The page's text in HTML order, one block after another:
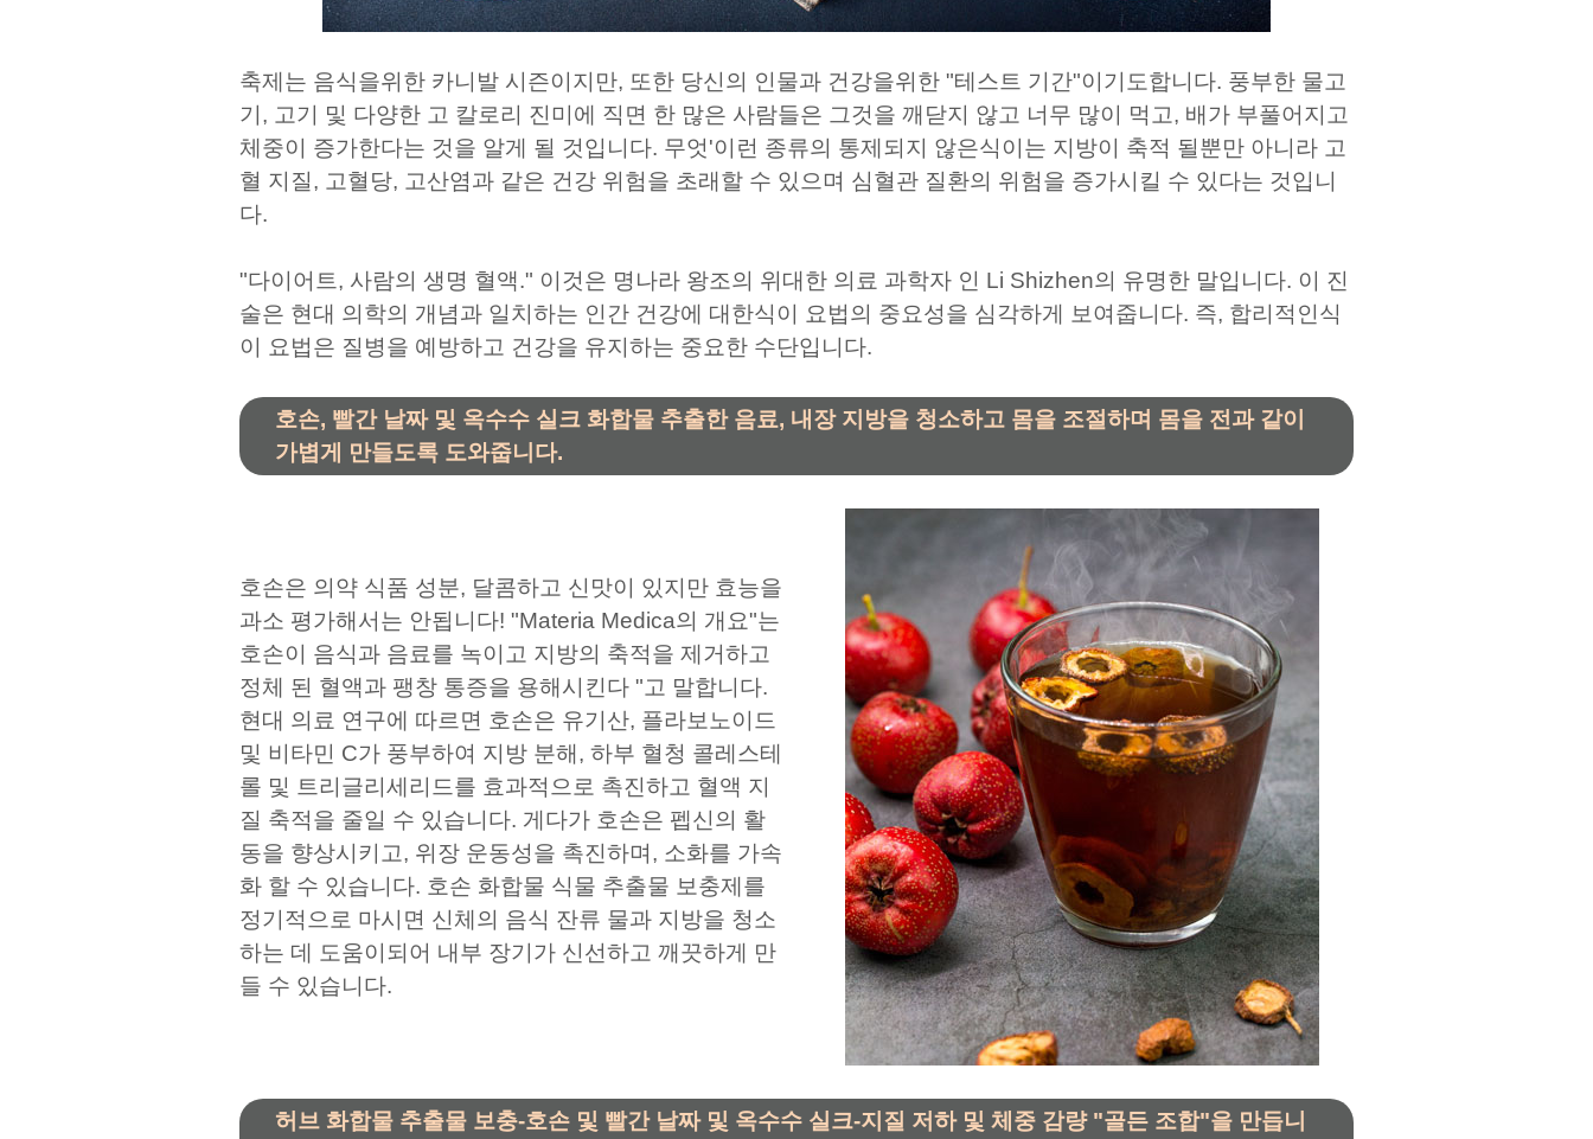
축제는 음식을위한 카니발 시즌이지만, 또한 당신의 인물과 건강을위한 "테스트 기간"이기도합니다. 풍부한 물고
기, 고기 및 다양한 고 칼로리 진미에 직면 한 많은 사람들은 그것을 깨닫지 않고 너무 많이 먹고, 배가 부풀어지고
체중이 증가한다는 것을 알게 될 것입니다. 무엇'이런 종류의 통제되지 않은식이는 지방이 축적 될뿐만 아니라 고
혈 지질, 고혈당, 고산염과 같은 건강 위험을 초래할 수 있으며 심혈관 질환의 위험을 증가시킬 수 있다는 것입니
다.
"다이어트, 사람의 생명 혈액." 이것은 명나라 왕조의 위대한 의료 과학자 인 Li Shizhen의 유명한 말입니다. 이 진
술은 현대 의학의 개념과 일치하는 인간 건강에 대한식이 요법의 중요성을 심각하게 보여줍니다. 즉, 합리적인식
이 요법은 질병을 예방하고 건강을 유지하는 중요한 수단입니다.
호손, 빨간 날짜 및 옥수수 실크 화합물 추출한 음료, 내장 지방을 청소하고 몸을 조절하며 몸을 전과 같이
가볍게 만들도록 도와줍니다.
호손은 의약 식품 성분, 달콤하고 신맛이 있지만 효능을
과소 평가해서는 안됩니다! "Materia Medica의 개요"는
호손이 음식과 음료를 녹이고 지방의 축적을 제거하고
정체 된 혈액과 팽창 통증을 용해시킨다 "고 말합니다.
현대 의료 연구에 따르면 호손은 유기산, 플라보노이드
및 비타민 C가 풍부하여 지방 분해, 하부 혈청 콜레스테
롤 및 트리글리세리드를 효과적으로 촉진하고 혈액 지
질 축적을 줄일 수 있습니다. 게다가 호손은 펩신의 활
동을 향상시키고, 위장 운동성을 촉진하며, 소화를 가속
화 할 수 있습니다. 호손 화합물 식물 추출물 보충제를
정기적으로 마시면 신체의 음식 잔류 물과 지방을 청소
하는 데 도움이되어 내부 장기가 신선하고 깨끗하게 만
들 수 있습니다.
허브 화합물 추출물 보충-호손 및 빨간 날짜 및 옥수수 실크-지질 저하 및 체중 감량 "골든 조합"을 만듭니